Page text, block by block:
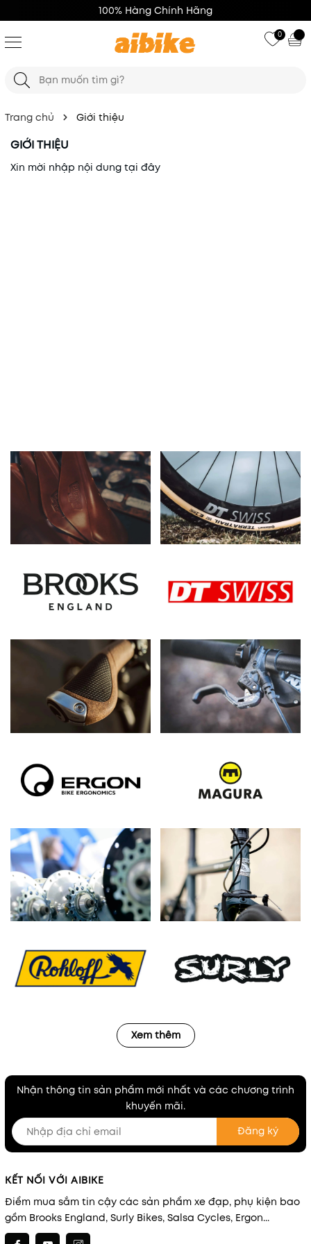
100% Hàng Chính Hãng
0
Trang chủ Giới thiệu
GIỚI THIỆU
Xin mời nhập nội dung tại đây
Xem thêm
Nhận thông tin sản phẩm mới nhất và các chương trình
khuyến mãi.
Đăng ký
KẾT NỐI VỚI AIBIKE
Điểm mua sắm tin cậy các sản phẩm xe đạp, phụ kiện bao
gồm Brooks England, Surly Bikes, Salsa Cycles, Ergon...